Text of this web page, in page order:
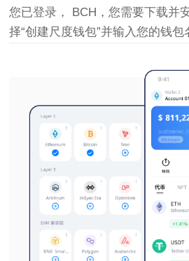
您已登录， BCH，您需要下载并
择“创建尺度钱包”并输入您的钱包